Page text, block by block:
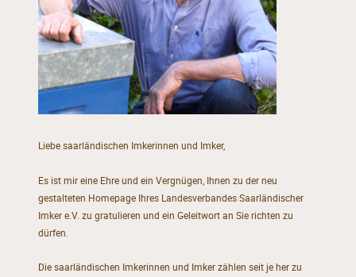
Liebe saarländischen Imkerinnen und Imker,
Es ist mir eine Ehre und ein Vergnügen, Ihnen zu der neu
gestalteten Homepage Ihres Landesverbandes Saarländischer
Imker e.V. zu gratulieren und ein Geleitwort an Sie richten zu
dürfen.
Die saarländischen Imkerinnen und Imker zählen seit je her zu